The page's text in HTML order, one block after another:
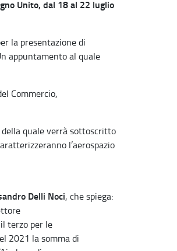
Unito, dal 18 al 22 luglio
la presentazione di
appuntamento al quale
Commercio,
quale verrà sottoscritto
l’aerospazio
Delli Noci, che spiega:
terzo per le
2021 la somma di